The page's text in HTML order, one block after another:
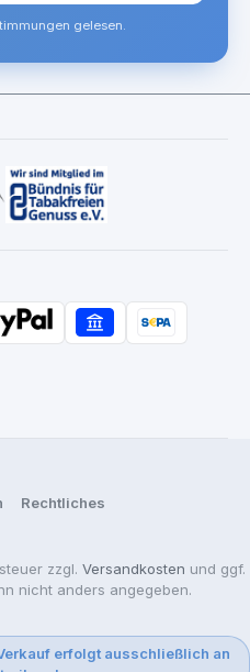
gelesen.
Rechtliches
zzgl. Versandkosten und ggf.
nicht anders angegeben.
erfolgt ausschließlich an